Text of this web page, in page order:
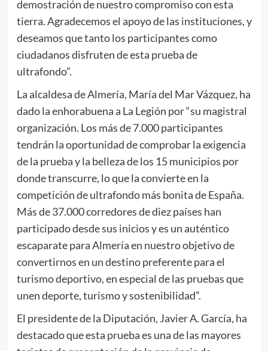
demostración de nuestro compromiso con esta
tierra. Agradecemos el apoyo de las instituciones, y
deseamos que tanto los participantes como
ciudadanos disfruten de esta prueba de
ultrafondo”.
La alcaldesa de Almería, María del Mar Vázquez, ha
dado la enhorabuena a La Legión por “su magistral
organización. Los más de 7.000 participantes
tendrán la oportunidad de comprobar la exigencia
de la prueba y la belleza de los 15 municipios por
donde transcurre, lo que la convierte en la
competición de ultrafondo más bonita de España.
Más de 37.000 corredores de diez países han
participado desde sus inicios y es un auténtico
escaparate para Almería en nuestro objetivo de
convertirnos en un destino preferente para el
turismo deportivo, en especial de las pruebas que
unen deporte, turismo y sostenibilidad”.
El presidente de la Diputación, Javier A. García, ha
destacado que esta prueba es una de las mayores